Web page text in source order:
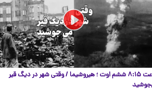
ساعت ۸:۱۵ ششم اوت ؛ هیروشیما / وقتی شهر در دیگ قیر